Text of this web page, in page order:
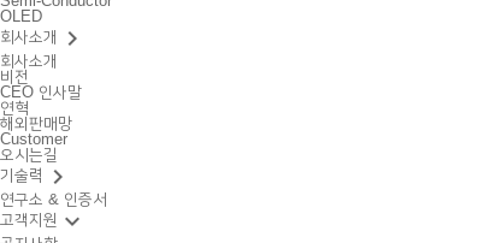
OLED
회사소개
keyboard_arrow_right
회사소개
비전
CEO 인사말
연혁
해외판매망
Customer
오시는길
기술력
keyboard_arrow_right
연구소 & 인증서
고객지원 keyboard_arrow_down